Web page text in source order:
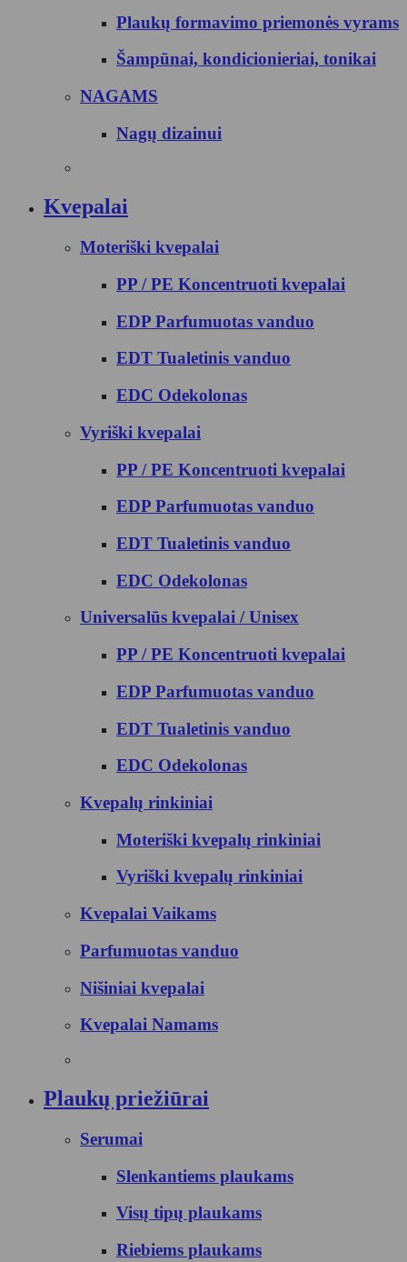
Plaukų formavimo priemonės vyrams
Šampūnai, kondicionieriai, tonikai
NAGAMS
Nagų dizainui
Kvepalai
Moteriški kvepalai
PP / PE Koncentruoti kvepalai
EDP Parfumuotas vanduo
EDT Tualetinis vanduo
EDC Odekolonas
Vyriški kvepalai
PP / PE Koncentruoti kvepalai
EDP Parfumuotas vanduo
EDT Tualetinis vanduo
EDC Odekolonas
Universalūs kvepalai / Unisex
PP / PE Koncentruoti kvepalai
EDP Parfumuotas vanduo
EDT Tualetinis vanduo
EDC Odekolonas
Kvepalų rinkiniai
Moteriški kvepalų rinkiniai
Vyriški kvepalų rinkiniai
Kvepalai Vaikams
Parfumuotas vanduo
Nišiniai kvepalai
Kvepalai Namams
Plaukų priežiūrai
Serumai
Slenkantiems plaukams
Visų tipų plaukams
Riebiems plaukams